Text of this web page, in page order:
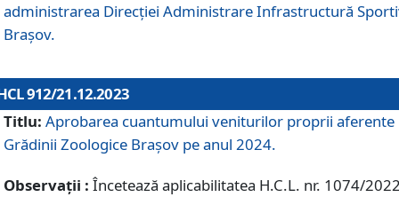
administrarea Direcției Administrare Infrastructură
Brașov.
912/21.12.2023
Titlu: Aprobarea cuantumului veniturilor proprii aferente
Grădinii Zoologice Braşov pe anul 2024.
Observații : Încetează aplicabilitatea H.C.L. nr. 1074/